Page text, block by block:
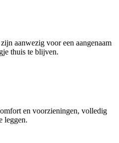
aanwezig voor een aangenaam
thuis te blijven.
en voorzieningen, volledig
leggen.